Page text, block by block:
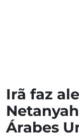
Irã faz
Árabes